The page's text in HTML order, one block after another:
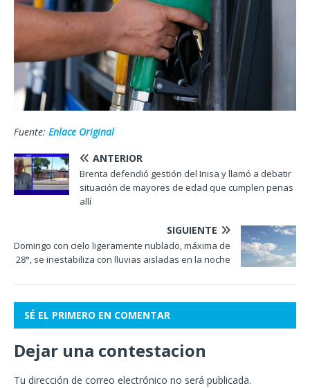
Fuente: Enlace Original
ANTERIOR
Brenta defendió gestión del Inisa y llamó a debatir
situación de mayores de edad que cumplen penas
allí
SIGUIENTE
Domingo con cielo ligeramente nublado, máxima de
28°, se inestabiliza con lluvias aisladas en la noche
SÉ EL PRIMERO EN COMENTAR
Dejar una contestacion
Tu dirección de correo electrónico no será publicada.